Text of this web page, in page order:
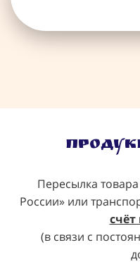
Пересылка
России» или
счёт
(в связи с